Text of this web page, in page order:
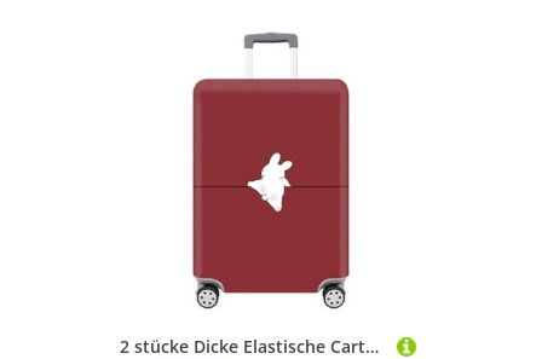
2 stücke Dicke Elastische Cartoon Gepäck Schutzhülle Zipper Anzug Tasche Koffer Abdeckungen Trolley Abdeckung Reise Zubehör(Rabbit,S 18-20 inch)